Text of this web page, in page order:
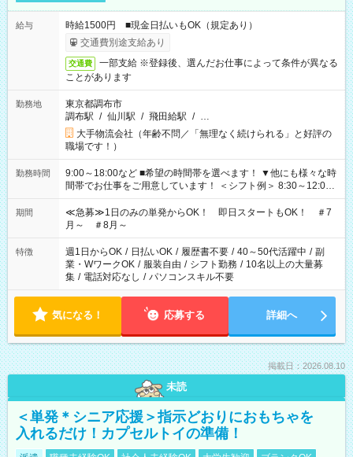
給与
時給1500円 ■現金日払いもOK（規定あり）
交通費別途支給あり
交通費
一部支給 ※登録後、選んだお仕事によって条件が異なる
ことがあります
勤務地
東京都調布市
調布駅 / 仙川駅 / 飛田給駅 / …
大手物流会社（年齢不問／「無理なく続けられる」と好評の
職場です！）
勤務時間
9:00～18:00など ■希望の時間帯を選べます！ ▼他にも様々な時
間帯でお仕事をご用意しています！ ＜シフト例＞ 8:30～12:00
17:00～22:00 13:00～22:00 22:00～翌6:00 など
期間
≪急募≫1日のみの単発からOK！ 即日スタートもOK！ ＃7
月～ ＃8月～
特徴 週1日からOK / 日払いOK / 履歴書不要 / 40～50代活躍中 / 副
業・WワークOK / 服装自由 / シフト勤務 / 10名以上の大量募
集 / 電話対応なし / パソコンスキル不要
気になる！ 応募する 詳細へ
掲載日：2026.08.10
未読
＜単発＊シニア応援＞指示どおりにおもちゃを
入れるだけ！カプセルトイの準備！